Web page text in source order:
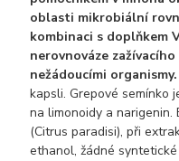
oblasti mikrobiální
kombinaci s doplňkem
nerovnováze
nežádoucími
kapsli. Grepové semínko
na limonoidy a
(Citrus paradisi), při
ethanol, žádné